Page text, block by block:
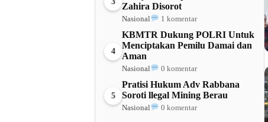
Zahira Disorot
Nasional 1 komentar
4
KBMTR Dukung POLRI Untuk
Menciptakan Pemilu Damai dan
Aman
Nasional 0 komentar
5
Pratisi Hukum Adv Rabbana
Soroti llegal Mining Berau
Nasional 0 komentar